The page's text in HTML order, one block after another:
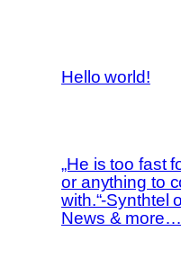
Hello world!
„He is too fast
or anything to
with.“-Synthtel
News & more…